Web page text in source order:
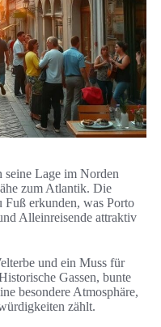
seine Lage im Norden
zum Atlantik. Die
Fuß erkunden, was Porto
Alleinreisende attraktiv
und ein Muss für
Gassen, bunte
besondere Atmosphäre,
zählt.